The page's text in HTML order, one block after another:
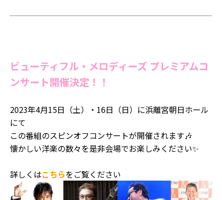
ビューティフル・メロディーズ プレミアムコ
ンサート開催決定！！
2023年4月15日（土）・16日（日）に浜離宮朝日ホール
にて
この番組のスピンオフコンサートが開催されます🎶
懐かしい洋楽の数々を是非会場でお楽しみください✨
詳しくはこちらをご覧ください